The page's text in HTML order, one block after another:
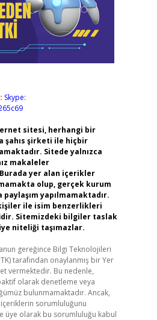
Skype:
sitesi, herhangi bir
şahıs şirketi ile hiçbir
Sitede yalnızca
makaleler
yer alan içerikler
olup, gerçek kurum
yapılmamaktadır.
ile isim benzerlikleri
Sitemizdeki bilgiler taslak
niteliği taşımazlar.
gereğince Bilgi Teknolojileri
tarafından onaylanmış bir Yer
vermektedir. Bu nedenle,
olarak denetleme veya
bulunmamaktadır. Ancak,
içeriklerin sorumluluğunu
üye olarak bu sorumluluğu kabul